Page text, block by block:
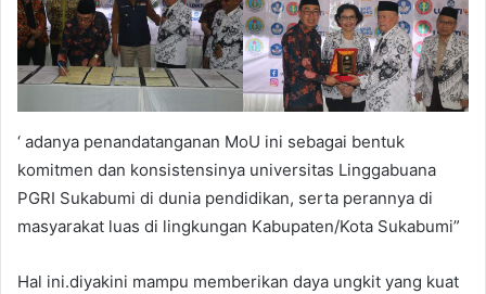
‘ adanya penandatanganan MoU ini sebagai bentuk
komitmen dan konsistensinya universitas Linggabuana
PGRI Sukabumi di dunia pendidikan, serta perannya di
masyarakat luas di lingkungan Kabupaten/Kota Sukabumi”
Hal ini.diyakini mampu memberikan daya ungkit yang kuat